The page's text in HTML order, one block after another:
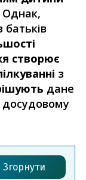
Однак,
створює
з
дане
досудовому
Згорнути